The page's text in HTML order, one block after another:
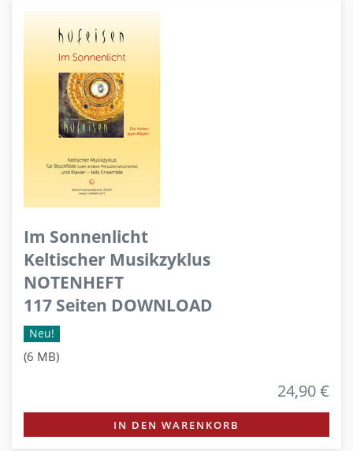
Im Sonnenlicht
Keltischer Musikzyklus
NOTENHEFT
117 Seiten DOWNLOAD
Neu!
(6 MB)
24,90 €
IN DEN WARENKORB